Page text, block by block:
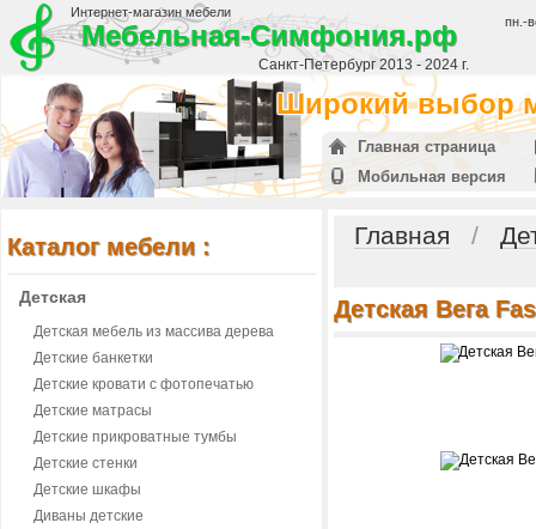
Интернет-магазин мебели
Мебельная-Симфония.рф
Санкт-Петербург 2013 - 2024 г.
пн.-
Широкий выбор
Главная страница
Мобильная версия
Каталог мебели :
Детская
Детская мебель из массива дерева
Детские банкетки
Детские кровати с фотопечатью
Детские матрасы
Детские прикроватные тумбы
Детские стенки
Детские шкафы
Диваны детские
Главная /
Детская Вега